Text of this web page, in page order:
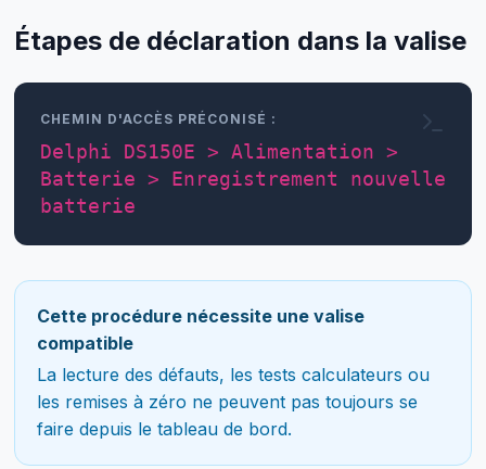
Étapes de déclaration dans la valise
CHEMIN D'ACCÈS PRÉCONISÉ :
Delphi DS150E > Alimentation >
Batterie > Enregistrement nouvelle
batterie
Cette procédure nécessite une valise
compatible
La lecture des défauts, les tests calculateurs ou
les remises à zéro ne peuvent pas toujours se
faire depuis le tableau de bord.